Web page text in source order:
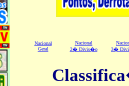
Nacional
Geral
Nacional
2� Divis�o
3�